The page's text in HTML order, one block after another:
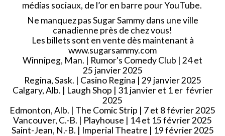
médias sociaux, de l’or en barre pour YouTube.
Ne manquez pas Sugar Sammy dans une ville
canadienne près de chez vous!
Les billets sont en vente dès maintenant à
www.sugarsammy.com
Winnipeg, Man. | Rumor's Comedy Club | 24 et
25 janvier 2025
Regina, Sask. | Casino Regina | 29 janvier 2025
Calgary, Alb. | Laugh Shop | 31 janvier et 1 er février
2025
Edmonton, Alb. | The Comic Strip | 7 et 8 février 2025
Vancouver, C.-B. | Playhouse | 14 et 15 février 2025
Saint-Jean, N.-B. | Imperial Theatre | 19 février 2025